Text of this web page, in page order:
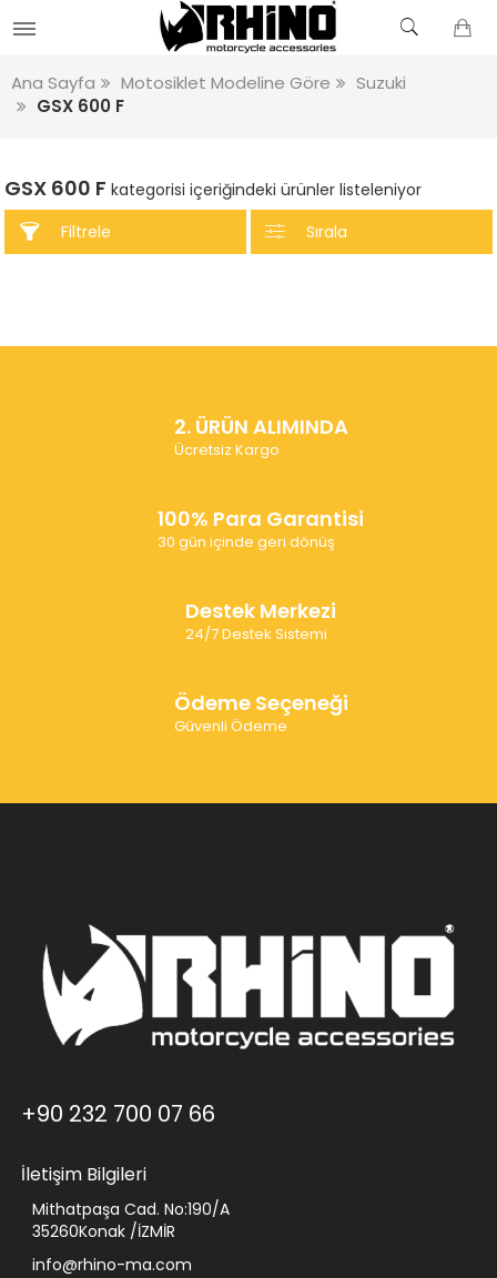
Ana Sayfa Motosiklet Modeline Göre
Suzuki
GSX 600 F
GSX 600 F kategorisi içeriğindeki ürünler listeleniyor
Filtrele
Sırala
2. ÜRÜN ALIMINDA
Ücretsiz Kargo
100% Para Garantisi
30 gün içinde geri dönüş
Destek Merkezi
24/7 Destek Sistemi
Ödeme Seçeneği
Güvenli Ödeme
+90 232 700 07 66
İletişim Bilgileri
Mithatpaşa Cad. No:190/A
35260Konak /İZMİR
info@rhino-ma.com